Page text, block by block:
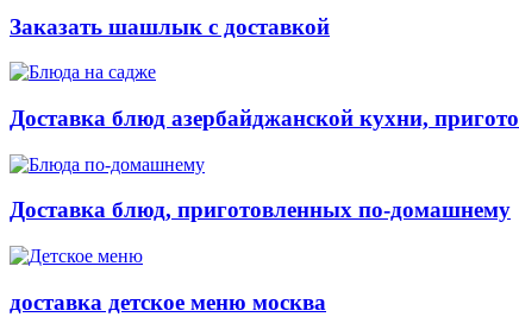
Заказать шашлык с доставкой
Доставка блюд азербайджанской кухни,
Доставка блюд, приготовленных по-домашнему
доставка детское меню москва